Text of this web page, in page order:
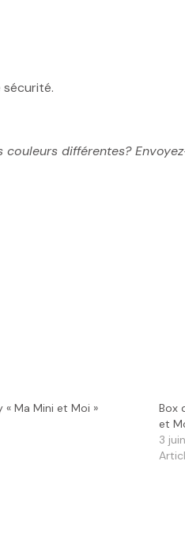
sécurité.
différentes?
Ma Mini et Moi »
Box
et
3